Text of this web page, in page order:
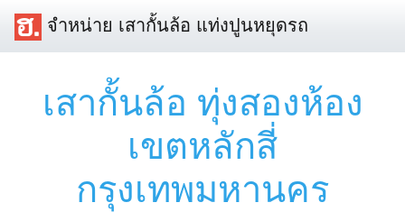
จำหน่าย เสากั้นล้อ แท่งปูนหยุดรถ
เสากั้นล้อ ทุ่งสองห้อง
เขตหลักสี่
กรุงเทพมหานคร